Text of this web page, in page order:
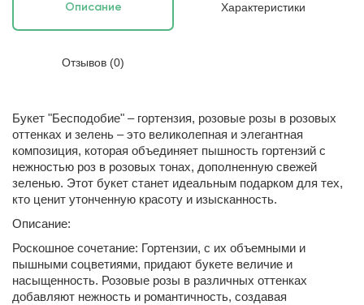
Описание Характеристики
Отзывов (0)
Букет "Бесподобие" – гортензия, розовые розы в розовых
оттенках и зелень – это великолепная и элегантная
композиция, которая объединяет пышность гортензий с
нежностью роз в розовых тонах, дополненную свежей
зеленью. Этот букет станет идеальным подарком для тех,
кто ценит утонченную красоту и изысканность.
Описание:
Роскошное сочетание: Гортензии, с их объемными и
пышными соцветиями, придают букете величие и
насыщенность. Розовые розы в различных оттенках
добавляют нежность и романтичность, создавая